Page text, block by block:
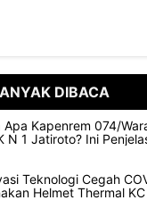
DIBACA
Apa Kapenrem 074/
N 1 Jatiroto? Ini
Teknologi Cegah
Helmet Thermal